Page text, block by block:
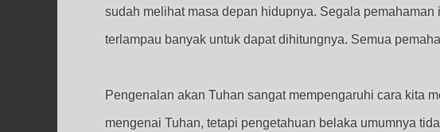
sudah melihat masa depan hidupnya. Segala
terlampau banyak untuk dapat dihitungnya. Semua
Pengenalan akan Tuhan sangat mempengaruhi cara kita
mengenai Tuhan, tetapi pengetahuan belaka umumnya